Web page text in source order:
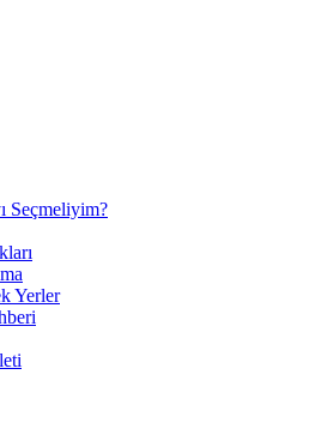
Seçmeliyim?
Yerler